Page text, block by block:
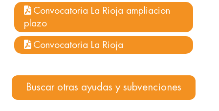
Convocatoria La Rioja ampliacion
plazo
Convocatoria La Rioja
Buscar otras ayudas y subvenciones